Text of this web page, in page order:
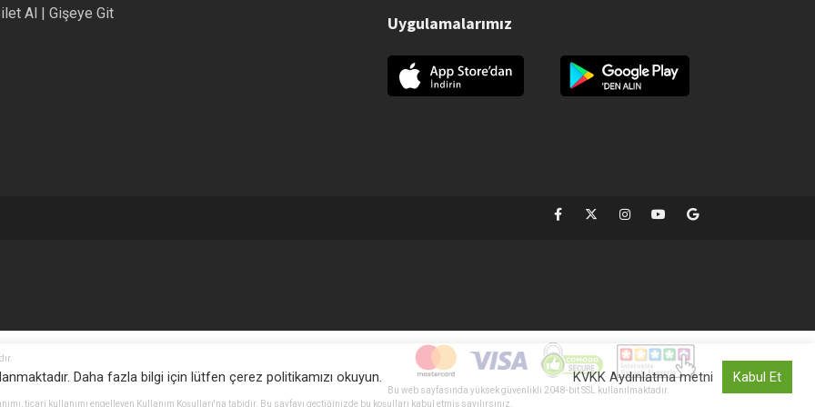
Al | Gişeye Git
Uygulamalarımız
Bu web sayfasında yüksek güvenlikli 2048-bit SSL kullanılmaktadır.
ticari kullanımı engelleyen Kullanım Koşulları'na tabidir. Bu sayfayı geçtiğinizde bu koşulları kabul etmiş sayılırsınız.
Daha fazla bilgi için lütfen çerez politikamızı okuyun. KVKK Aydınlatma metni Kabul Et